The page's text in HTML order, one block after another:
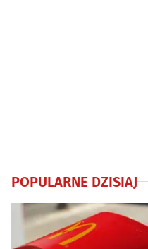
POPULARNE DZISIAJ